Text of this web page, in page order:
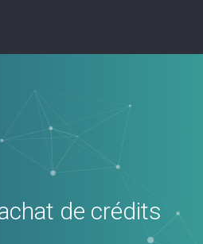
de crédits